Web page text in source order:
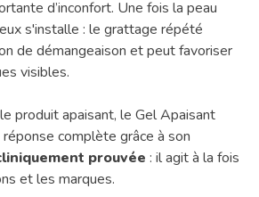
d’inconfort. Une fois la peau
s'installe : le grattage répété
de démangeaison et peut favoriser
visibles.
produit apaisant, le Gel Apaisant
complète grâce à son
prouvée : il agit à la fois
et les marques.